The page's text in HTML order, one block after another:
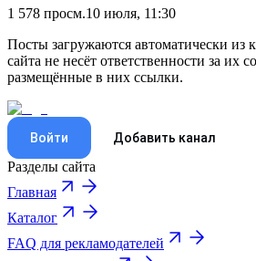
1 578 просм.10 июля, 11:30
Посты загружаются автоматически из
сайта не несёт ответственности за их
размещённые в них ссылки.
Войти Добавить канал
Разделы сайта
Главная
Каталог
FAQ для рекламодателей